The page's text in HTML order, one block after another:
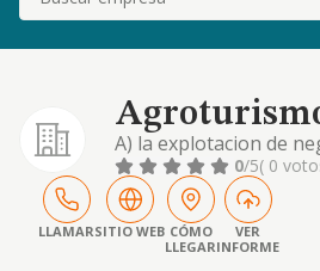
A) la explotacion de
agroturismo,
y cafeterias. b) la
rusticas, urbanas y en
bienes inmuebles. c) la
explotacione
0/5( 0
LLAMARSITIO WEB CÓMO
LLEGAR
VER
INFORME